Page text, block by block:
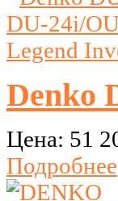
Denko
Цена: 51
Подробнее